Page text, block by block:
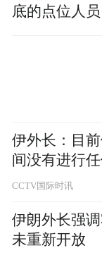
而在店内，
底的点位人
伊外长：目
间没有进行任
CCTV国际时讯
伊朗外长强
未重新开放